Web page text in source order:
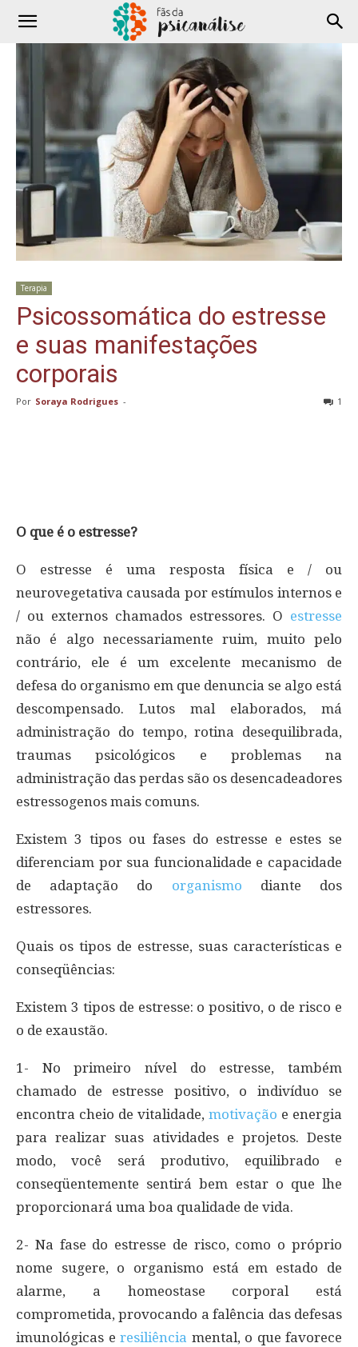
Terapia
Psicossomática do estresse
e suas manifestações
corporais
Por Soraya Rodrigues - 1
O que é o estresse?
O estresse é uma resposta física e / ou
neurovegetativa causada por estímulos internos e
/ ou externos chamados estressores. O estresse
não é algo necessariamente ruim, muito pelo
contrário, ele é um excelente mecanismo de
defesa do organismo em que denuncia se algo está
descompensado. Lutos mal elaborados, má
administração do tempo, rotina desequilibrada,
traumas psicológicos e problemas na
administração das perdas são os desencadeadores
estressogenos mais comuns.
Existem 3 tipos ou fases do estresse e estes se
diferenciam por sua funcionalidade e capacidade
de adaptação do organismo diante dos
estressores.
Quais os tipos de estresse, suas características e
conseqüências:
Existem 3 tipos de estresse: o positivo, o de risco e
o de exaustão.
1- No primeiro nível do estresse, também
chamado de estresse positivo, o indivíduo se
encontra cheio de vitalidade, motivação e energia
para realizar suas atividades e projetos. Deste
modo, você será produtivo, equilibrado e
conseqüentemente sentirá bem estar o que lhe
proporcionará uma boa qualidade de vida.
2- Na fase do estresse de risco, como o próprio
nome sugere, o organismo está em estado de
alarme, a homeostase corporal está
comprometida, provocando a falência das defesas
imunológicas e resiliência mental, o que favorece